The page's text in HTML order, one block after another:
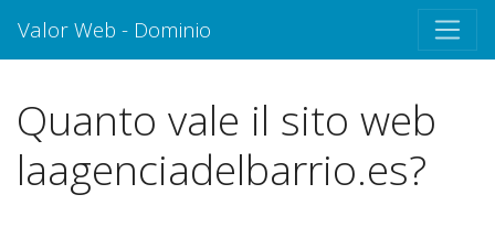
Valor Web - Dominio
Quanto vale il sito web
laagenciadelbarrio.es?